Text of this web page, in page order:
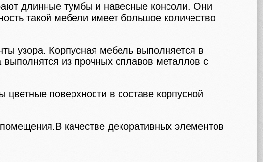
длинные тумбы и навесные консоли. Они
такой мебели имеет большое количество
узора. Корпусная мебель выполняется в
из прочных сплавов металлов с
поверхности в составе корпусной
качестве декоративных элементов